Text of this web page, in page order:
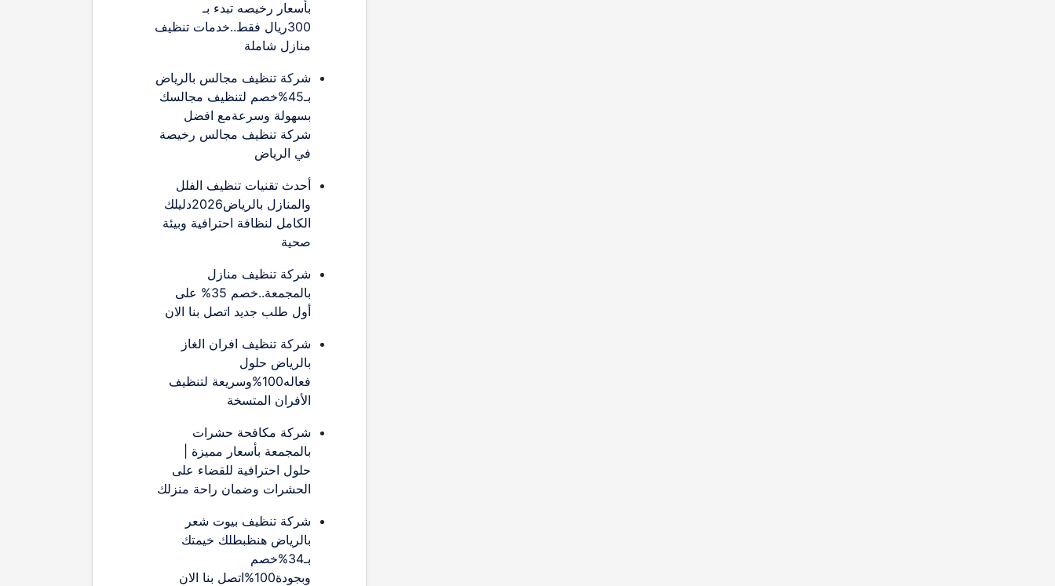
بأسعار رخيصه تبدء بـ
300ريال فقط..خدمات تنظيف
منازل شاملة
شركة تنظيف مجالس بالرياض
بـ45%خصم لتنظيف مجالسك
بسهولة وسرعةمع افضل
شركة تنظيف مجالس رخيصة
في الرياض
أحدث تقنيات تنظيف الفلل
والمنازل بالرياض2026دليلك
الكامل لنظافة احترافية وبيئة
صحية
شركة تنظيف منازل
بالمجمعة..خصم 35% على
أول طلب جديد اتصل بنا الان
شركة تنظيف افران الغاز
بالرياض حلول
فعاله100%وسريعة لتنظيف
الأفران المتسخة
شركة مكافحة حشرات
بالمجمعة بأسعار مميزة |
حلول احترافية للقضاء على
الحشرات وضمان راحة منزلك
شركة تنظيف بيوت شعر
بالرياض هنظبطلك خيمتك
بـ34%خصم
وبجودة100%اتصل بنا الان